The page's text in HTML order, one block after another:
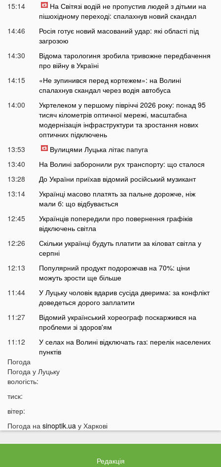
15:14
На Світязі водій не пропустив людей з дітьми на
пішохідному переході: спалахнув новий скандал
14:46
Росія готує новий масований удар: які області під
загрозою
14:30
Відома тарологиня зробила тривожне передбачення
про війну в Україні
14:15
«Не зупинився перед кортежем»: на Волині
спалахнув скандал через водія автобуса
14:00
Укртелеком у першому півріччі 2026 року: понад 95
тисяч кілометрів оптичної мережі, масштабна
модернізація інфраструктури та зростання нових
оптичних підключень
13:53
Вулицями Луцька літає папуга
13:40
На Волині заборонили рух транспорту: що сталося
13:28
До України приїхав відомий російський музикант
13:14
Українці масово платять за пальне дорожче, ніж
мали б: що відбувається
12:45
Українців попередили про повернення графіків
відключень світла
12:26
Скільки українці будуть платити за кіловат світла у
серпні
12:13
Популярний продукт подорожчав на 70%: ціни
можуть зрости ще більше
11:44
У Луцьку чоловік вдарив сусіда дверима: за конфлікт
доведеться дорого заплатити
11:27
Відомий український хореограф поскаржився на
проблеми зі здоров'ям
11:12
У селах на Волині відключать газ: перелік населених
пунктів
10:56
10:43
10:11
На Волині два дні вируватиме аномалія
09:38
Українці можуть залишитися без пенсій через
Погода
Погода у Луцьку
вологість:
тиск:
вітер:
Погода на sinoptik.ua у Харкові
Редакція